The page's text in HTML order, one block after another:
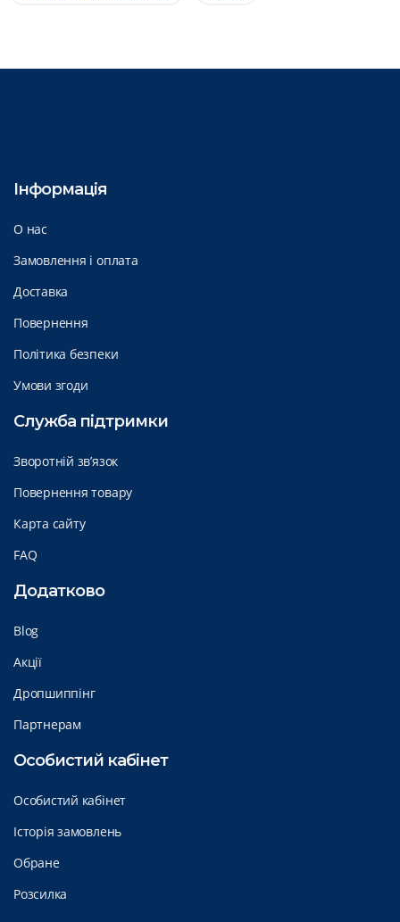
Інформація
О нас
Замовлення і оплата
Доставка
Повернення
Політика безпеки
Умови згоди
Служба підтримки
Зворотній зв’язок
Повернення товару
Карта сайту
FAQ
Додатково
Blog
Акції
Дропшиппінг
Партнерам
Особистий кабінет
Особистий кабінет
Історія замовлень
Обране
Розсилка